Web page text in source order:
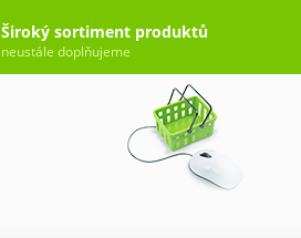
Široký sortiment produktů
neustále doplňujeme